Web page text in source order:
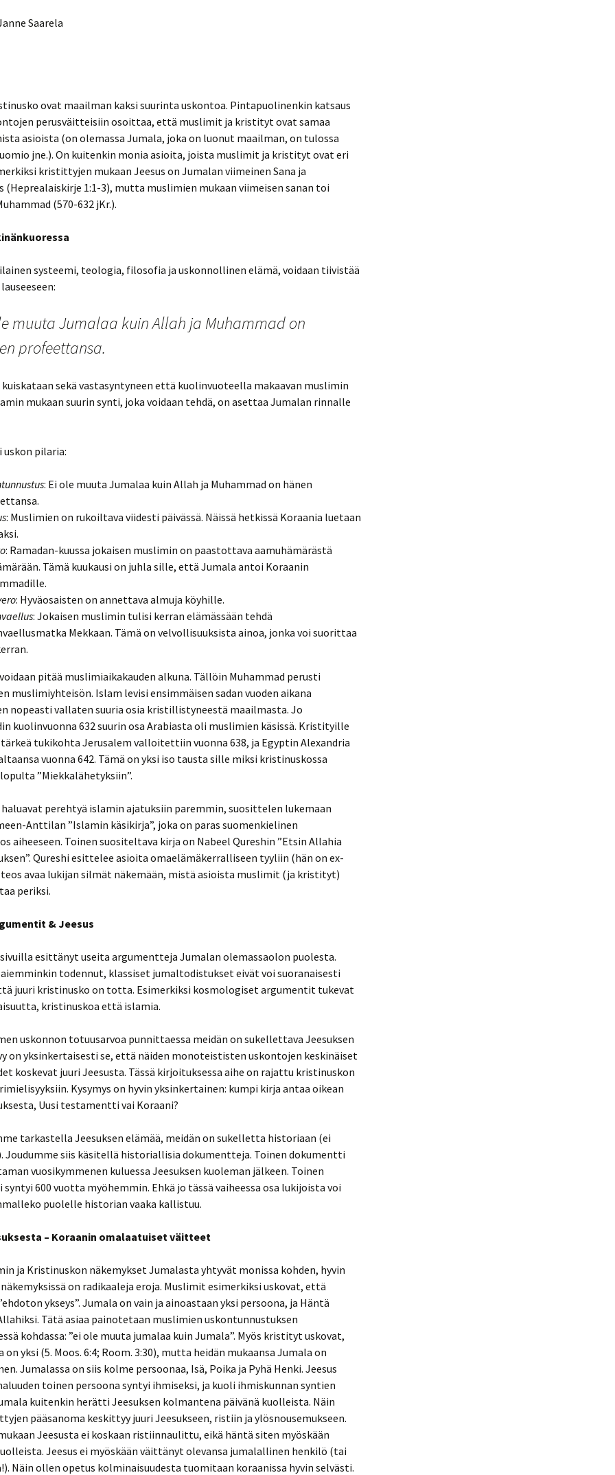
– William
& ihminen
ja
&
haaste
täytyi
onko
tiesi
(n.
1546)
254)
luvut
luvut 5-
luvut 8-
kirjasta
ja
ja
Luvattu
ja
olen:
(Room.
C. S. Lewis: Ihmeet –
Carl Trueman: The Rise
and Triumph of the
Modern Self
Darrell Bock: Breaking
the Da Vinci -Code.
Gregory Koukl: Taktinen
Miksi uusateistit osuvat
harhaan?
Ahdistunut sukupolvi
Kirjaesittely: Neljä
Michael Behe: Darwin
Devolves – The New
Scientific Evidence About
for the Limits of
Michael Egnor, The
Michael Kruger:
Christianity at the
Crossroads
Michael Kruger: The
Question of Canon
Nabeel Qureshi: Etsin
Allahia löysin Jeesuksen
Nabeel Qureshi: Vain yksi
Stephen C. Meyer:
Hypothesis
Signature in the Cell
Tapio Puolimatka: Lapsen
ihmisoikeus – Oikeus
isään ja äitiin
Tapio Puolimatka:
romahdus
Tapio Puolimatka:
Saarela
ovat maailman kaksi suurinta uskontoa. Pintapuolinenkin katsaus
perusväitteisiin osoittaa, että muslimit ja kristityt ovat samaa
asioista (on olemassa Jumala, joka on luonut maailman, on tulossa
jne.). On kuitenkin monia asioita, joista muslimit ja kristityt ovat eri
kristittyjen mukaan Jeesus on Jumalan viimeinen Sana ja
1:1-3), mutta muslimien mukaan viimeisen sanan toi
(570-632 jKr.).
systeemi, teologia, filosofia ja uskonnollinen elämä, voidaan tiivistää
muuta Jumalaa kuin Allah ja Muhammad on
profeettansa.
kuiskataan sekä vastasyntyneen että kuolinvuoteella makaavan muslimin
mukaan suurin synti, joka voidaan tehdä, on asettaa Jumalan rinnalle
uskon pilaria:
: Ei ole muuta Jumalaa kuin Allah ja Muhammad on hänen
: Muslimien on rukoiltava viidesti päivässä. Näissä hetkissä Koraania luetaan
: Ramadan-kuussa jokaisen muslimin on paastottava aamuhämärästä
Tämä kuukausi on juhla sille, että Jumala antoi Koraanin
: Hyväosaisten on annettava almuja köyhille.
: Jokaisen muslimin tulisi kerran elämässään tehdä
Mekkaan. Tämä on velvollisuuksista ainoa, jonka voi suorittaa
pitää muslimiaikakauden alkuna. Tällöin Muhammad perusti
muslimiyhteisön. Islam levisi ensimmäisen sadan vuoden aikana
nopeasti vallaten suuria osia kristillistyneestä maailmasta. Jo
kuolinvuonna 632 suurin osa Arabiasta oli muslimien käsissä. Kristityille
tukikohta Jerusalem valloitettiin vuonna 638, ja Egyptin Alexandria
vuonna 642. Tämä on yksi iso tausta sille miksi kristinuskossa
”Miekkalähetyksiin”.
perehtyä islamin ajatuksiin paremmin, suosittelen lukemaan
Anttilan ”Islamin käsikirja”, joka on paras suomenkielinen
aiheeseen. Toinen suositeltava kirja on Nabeel Qureshin ”Etsin Allahia
Qureshi esittelee asioita omaelämäkerralliseen tyyliin (hän on ex-
avaa lukijan silmät näkemään, mistä asioista muslimit (ja kristityt)
periksi.
& Jeesus
esittänyt useita argumentteja Jumalan olemassaolon puolesta.
todennut, klassiset jumaltodistukset eivät voi suoranaisesti
juuri kristinusko on totta. Esimerkiksi kosmologiset argumentit tukevat
kristinuskoa että islamia.
uskonnon totuusarvoa punnittaessa meidän on sukellettava Jeesuksen
on yksinkertaisesti se, että näiden monoteististen uskontojen keskinäiset
koskevat juuri Jeesusta. Tässä kirjoituksessa aihe on rajattu kristinuskon
Kysymys on hyvin yksinkertainen: kumpi kirja antaa oikean
Uusi testamentti vai Koraani?
tarkastella Jeesuksen elämää, meidän on sukelletta historiaan (ei
Joudumme siis käsitellä historiallisia dokumentteja. Toinen dokumentti
vuosikymmenen kuluessa Jeesuksen kuoleman jälkeen. Toinen
600 vuotta myöhemmin. Ehkä jo tässä vaiheessa osa lukijoista voi
puolelle historian vaaka kallistuu.
– Koraanin omalaatuiset väitteet
ja Kristinuskon näkemykset Jumalasta yhtyvät monissa kohden, hyvin
näkemyksissä on radikaaleja eroja. Muslimit esimerkiksi uskovat, että
ykseys”. Jumala on vain ja ainoastaan yksi persoona, ja Häntä
Tätä asiaa painotetaan muslimien uskontunnustuksen
kohdassa: ”ei ole muuta jumalaa kuin Jumala”. Myös kristityt uskovat,
yksi (5. Moos. 6:4; Room. 3:30), mutta heidän mukaansa Jumala on
Jumalassa on siis kolme persoonaa, Isä, Poika ja Pyhä Henki. Jeesus
toinen persoona syntyi ihmiseksi, ja kuoli ihmiskunnan syntien
kuitenkin herätti Jeesuksen kolmantena päivänä kuolleista. Näin
pääsanoma keskittyy juuri Jeesukseen, ristiin ja ylösnousemukseen.
Jeesusta ei koskaan ristiinnaulittu, eikä häntä siten myöskään
Jeesus ei myöskään väittänyt olevansa jumalallinen henkilö (tai
Näin ollen opetus kolminaisuudesta tuomitaan koraanissa hyvin selvästi.